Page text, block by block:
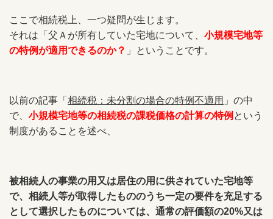
ここで相続税上、一つ疑問が生じます。
それは「父Ａが所有していた宅地について、 小規模宅地等
の特例が適用できるのか？ 」ということです。
以前の記事「 相続税：未分割の場合の特例不適用 」の中
で、 小規模宅地等の相続税の課税価格の計算の特例 という
制度があることを述べ、
被相続人の事業の用又は居住の用に供されていた宅地等
で、相続人等が取得したもののうち一定の要件を充足する
として選択したものについては、通常の評価額の20%又は